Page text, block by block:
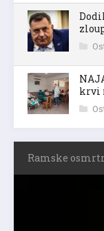
krvi
Ramske